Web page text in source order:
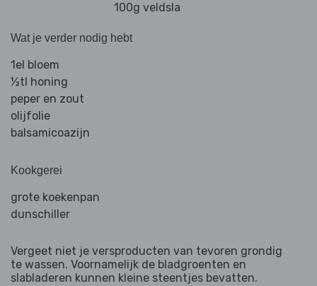
100g veldsla
Wat je verder nodig hebt
1el bloem
½tl honing
peper en zout
olijfolie
balsamicoazijn
Kookgerei
grote koekenpan
dunschiller
Vergeet niet je versproducten van tevoren grondig
te wassen. Voornamelijk de bladgroenten en
slabladeren kunnen kleine steentjes bevatten.